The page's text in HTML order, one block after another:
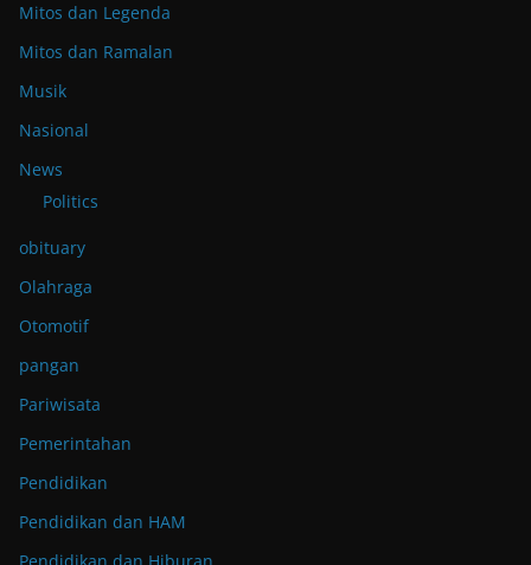
Mitos dan Legenda
Mitos dan Ramalan
Musik
Nasional
News
Politics
obituary
Olahraga
Otomotif
pangan
Pariwisata
Pemerintahan
Pendidikan
Pendidikan dan HAM